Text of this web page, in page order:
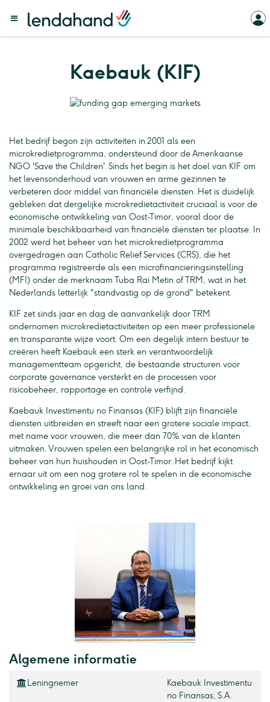
Kaebauk (KIF)
Het bedrijf begon zijn activiteiten in 2001 als een
microkredietprogramma, ondersteund door de Amerikaanse
NGO 'Save the Children'. Sinds het begin is het doel van KIF om
het levensonderhoud van vrouwen en arme gezinnen te
verbeteren door middel van financiële diensten. Het is duidelijk
gebleken dat dergelijke microkredietactiviteit cruciaal is voor de
economische ontwikkeling van Oost-Timor, vooral door de
minimale beschikbaarheid van financiële diensten ter plaatse. In
2002 werd het beheer van het microkredietprogramma
overgedragen aan Catholic Relief Services (CRS), die het
programma registreerde als een microfinancieringsinstelling
(MFI) onder de merknaam Tuba Rai Metin of TRM, wat in het
Nederlands letterlijk "standvastig op de grond" betekent.
KIF zet sinds jaar en dag de aanvankelijk door TRM
ondernomen microkredietactiviteiten op een meer professionele
en transparante wijze voort. Om een degelijk intern bestuur te
creëren heeft Kaebauk een sterk en verantwoordelijk
managementteam opgericht, de bestaande structuren voor
corporate governance versterkt en de processen voor
risicobeheer, rapportage en controle verfijnd.
Kaebauk Investimentu no Finansas (KIF) blijft zijn financiële
diensten uitbreiden en streeft naar een grotere sociale impact,
met name voor vrouwen, die meer dan 70% van de klanten
uitmaken. Vrouwen spelen een belangrijke rol in het economisch
beheer van hun huishouden in Oost-Timor. Het bedrijf kijkt
ernaar uit om een nog grotere rol te spelen in de economische
ontwikkeling en groei van ons land.
Algemene informatie
Leningnemer
Kaebauk Investimentu
no Finansas, S.A.